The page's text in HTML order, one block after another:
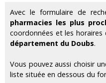
Avec le formulaire de
pharmacies les plus
coordonnées et les horaires
département du Doubs.
Vous pouvez aussi choisir
liste située en dessous du